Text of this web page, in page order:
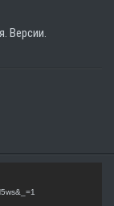
Версии.